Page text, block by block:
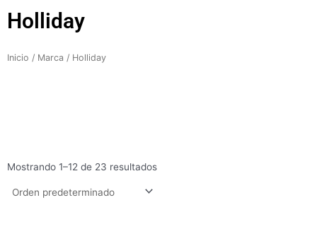
Holliday
Inicio / Marca / Holliday
Mostrando 1–12 de 23 resultados